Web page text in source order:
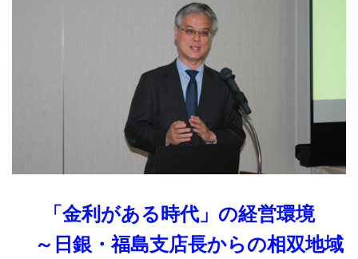
「金利がある時代」の経営環境
～日銀・福島支店長からの相双地域